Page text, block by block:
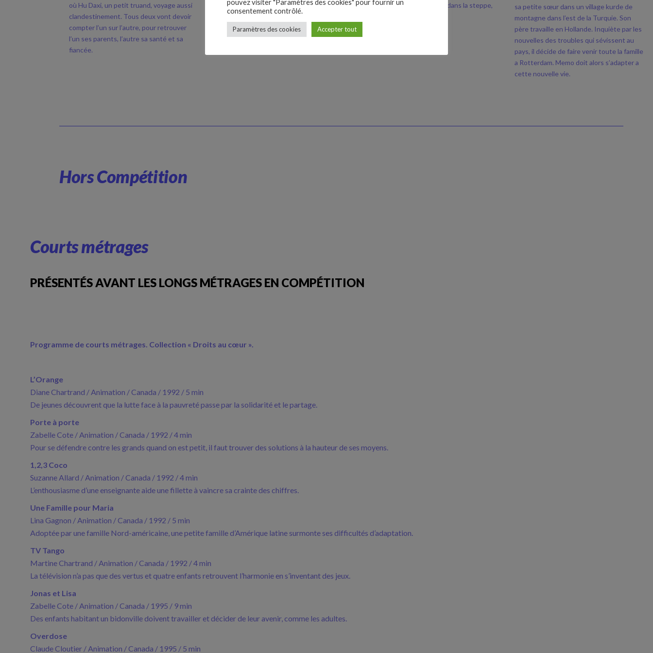
où Hu Daxi, un petit truand, voyage aussi
clandestinement. Tous deux vont devoir
compter l’un sur l’autre, pour retrouver
l’un ses parents, l’autre sa santé et sa
fiancée.
Belma, une jeune réfugiée bosniaque.
Rasmus tombe amoureux de la jeune fille
mais compte se servir de l’argent pour
parents, bergers nomades dans la steppe,
sa petite sœur dans un village kurde de
montagne dans l’est de la Turquie. Son
père travaille en Hollande. Inquiète par les
nouvelles des troubles qui sévissent au
pays, il décide de faire venir toute la famille
a Rotterdam. Memo doit alors s’adapter a
cette nouvelle vie.
Hors Compétition
Courts métrages
PRÉSENTÉS AVANT LES LONGS MÉTRAGES EN COMPÉTITION
Programme de courts métrages. Collection « Droits au cœur ».
L’Orange
Diane Chartrand / Animation / Canada / 1992 / 5 min
De jeunes découvrent que la lutte face à la pauvreté passe par la solidarité et le partage.
Porte à porte
Zabelle Cote / Animation / Canada / 1992 / 4 min
Pour se défendre contre les grands quand on est petit, il faut trouver des solutions à la hauteur de ses moyens.
1,2,3 Coco
Suzanne Allard / Animation / Canada / 1992 / 4 min
L’enthousiasme d’une enseignante aide une fillette à vaincre sa crainte des chiffres.
Une Famille pour Maria
Lina Gagnon / Animation / Canada / 1992 / 5 min
Adoptée par une famille Nord-américaine, une petite famille d’Amérique latine surmonte ses difficultés d’adaptation.
TV Tango
Martine Chartrand / Animation / Canada / 1992 / 4 min
La télévision n’a pas que des vertus et quatre enfants retrouvent l’harmonie en s’inventant des jeux.
Jonas et Lisa
Zabelle Cote / Animation / Canada / 1995 / 9 min
Des enfants habitant un bidonville doivent travailler et décider de leur avenir, comme les adultes.
Overdose
Claude Cloutier / Animation / Canada / 1995 / 5 min
pouvez visiter "Paramètres des cookies" pour fournir un
consentement contrôlé.
Paramètres des cookies Accepter tout